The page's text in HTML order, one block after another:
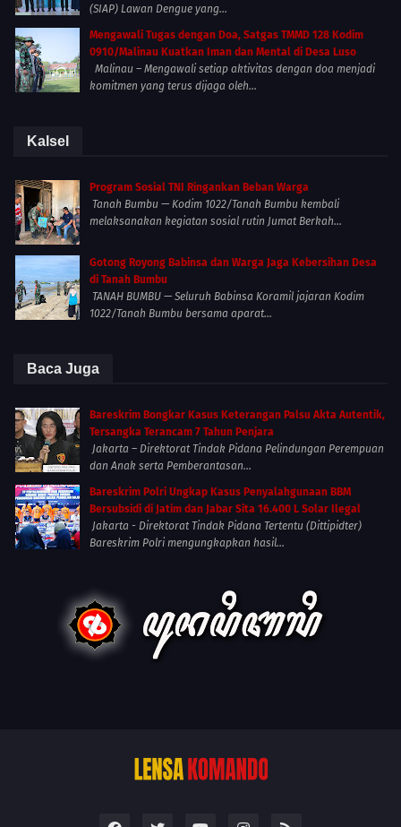
(SIAP) Lawan Dengue yang...
Mengawali Tugas dengan Doa, Satgas TMMD 128 Kodim
0910/Malinau Kuatkan Iman dan Mental di Desa Luso
Malinau – Mengawali setiap aktivitas dengan doa menjadi
komitmen yang terus dijaga oleh...
Kalsel
Program Sosial TNI Ringankan Beban Warga
Tanah Bumbu — Kodim 1022/Tanah Bumbu kembali
melaksanakan kegiatan sosial rutin Jumat Berkah...
Gotong Royong Babinsa dan Warga Jaga Kebersihan Desa
di Tanah Bumbu
TANAH BUMBU — Seluruh Babinsa Koramil jajaran Kodim
1022/Tanah Bumbu bersama aparat...
Baca Juga
Bareskrim Bongkar Kasus Keterangan Palsu Akta Autentik,
Tersangka Terancam 7 Tahun Penjara
Jakarta – Direktorat Tindak Pidana Pelindungan Perempuan
dan Anak serta Pemberantasan...
Bareskrim Polri Ungkap Kasus Penyalahgunaan BBM
Bersubsidi di Jatim dan Jabar Sita 16.400 L Solar Ilegal
Jakarta - Direktorat Tindak Pidana Tertentu (Dittipidter)
Bareskrim Polri mengungkapkan hasil...